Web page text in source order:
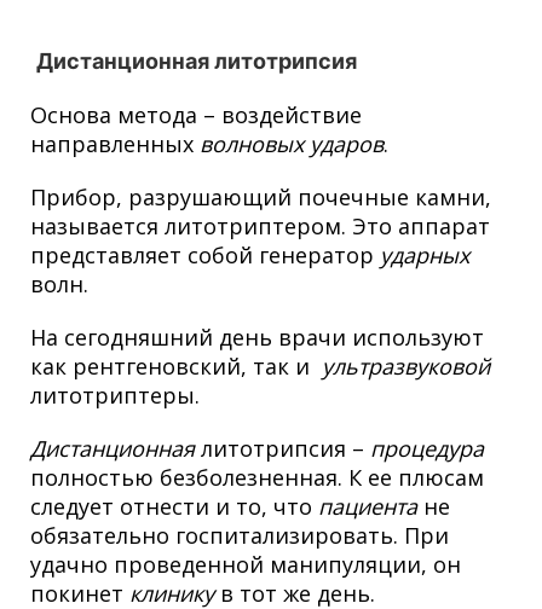
Дистанционная литотрипсия
Основа метода – воздействие
направленных волновых ударов.
Прибор, разрушающий почечные камни,
называется литотриптером. Это аппарат
представляет собой генератор ударных
волн.
На сегодняшний день врачи используют
как рентгеновский, так и ультразвуковой
литотриптеры.
Дистанционнаялитотрипсия – процедура
полностью безболезненная. К ее плюсам
следует отнести и то, что пациентане
обязательно госпитализировать. При
удачно проведенной манипуляции, он
покинет клиникув тот же день.